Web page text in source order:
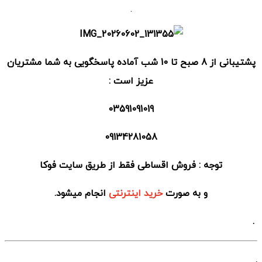
.
پشتیبانی از 8 صبح تا 10 شب آماده پاسخگویی به شما مشتریان
عزیز است :
03591091019
09134281058
توجه : فروش اقساطی فقط از طریق سایت فوکا
و به صورتخرید اینترنتی انجام میشود.
.